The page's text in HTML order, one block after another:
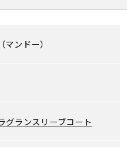
（マンドー）
グランスリーブコート